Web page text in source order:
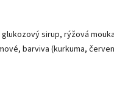
sirup, rýžová
barviva (kurkuma,